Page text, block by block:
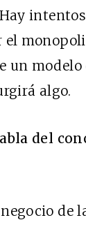
el
un modelo
algo.
del
de